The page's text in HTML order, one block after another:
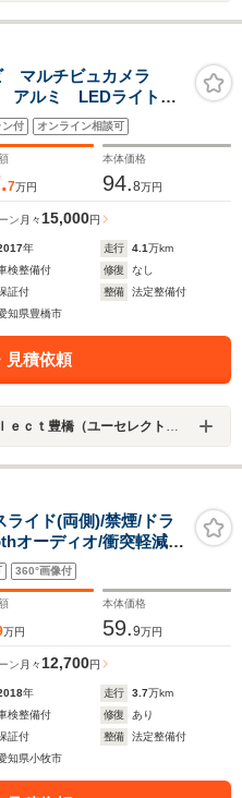
マルチビュカメラ
アルミ LEDライト
クルコン ドラレ
ナー 禁煙 両側電動
ン付 オンライン相談可
7万円
本体価格
94.8万円
ン 月々 15,000円
年 走行 4.1万km
検整備付 修復
なし
証付 整備
法定整備付
知県豊橋市
見積依頼
ｔ豊橋（ユーセレクト豊橋）
イド(両側)/禁煙/ドラ
オーディオ/衝突軽減ブ
トライト/アイドリング
360°画像付
万円
本体価格
59.9万円
ン 月々 12,700円
年 走行 3.7万km
検整備付 修復
あり
証付 整備
法定整備付
知県小牧市